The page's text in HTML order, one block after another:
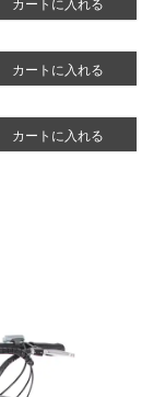
カートに入れる
カートに入れる
カートに入れる